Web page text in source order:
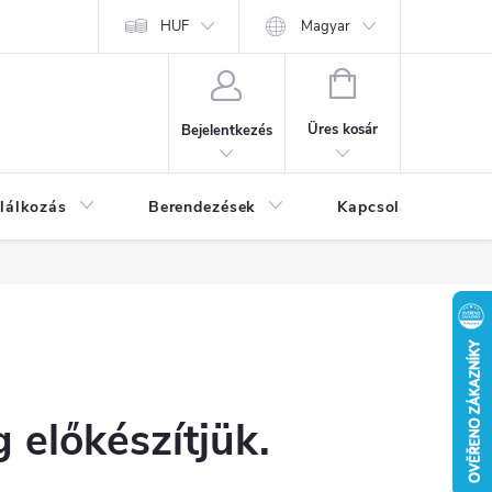
HUF Magyar
Bejelentkezés
KOSÁR
Üres kosár
Berendezések Kapcsolat
előkészítjük.